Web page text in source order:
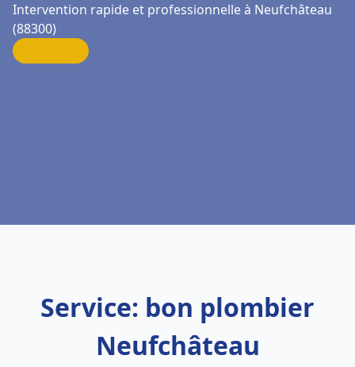
Intervention rapide et professionnelle à Neufchâteau
(88300)
Service: bon plombier
Neufchâteau